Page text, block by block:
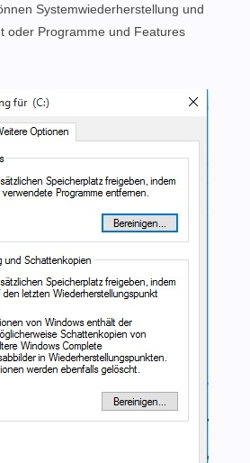
Systemwiederherstellung und
oder Programme und Features